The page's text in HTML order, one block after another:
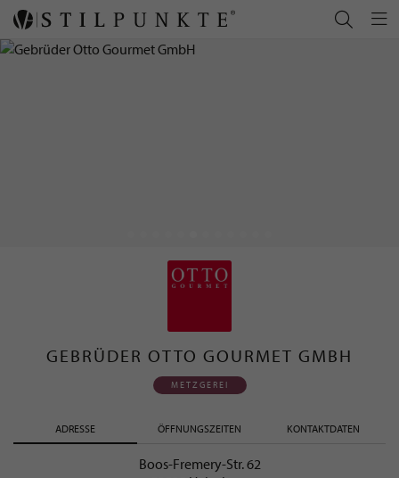
GEBRÜDER OTTO GOURMET GMBH
METZGEREI
ADRESSE ÖFFNUNGSZEITEN KONTAKTDATEN
Boos-Fremery-Str. 62